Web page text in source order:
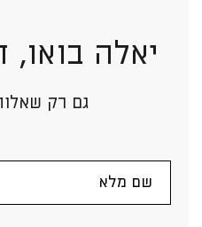
יאלה בואו,
גם רק